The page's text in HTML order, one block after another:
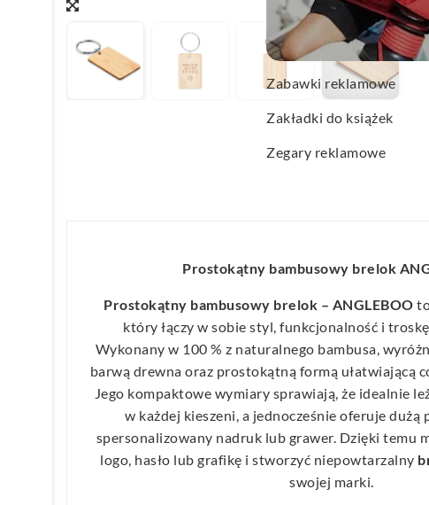
Wachlarze reklamowe
Wagi kuchenne
Zabawki reklamowe
Zakładki do książek
Zegary reklamowe
Prostokątny bambusowy brelok
Prostokątny bambusowy brelok – ANGLEBOO
który łączy w sobie styl, funkcjonalność i
Wykonany w 100 % z naturalnego bambusa,
barwą drewna oraz prostokątną formą ułatwiającą
Jego kompaktowe wymiary sprawiają, że idealnie
w każdej kieszeni, a jednocześnie oferuje dużą
spersonalizowany nadruk lub grawer. Dzięki temu
logo, hasło lub grafikę i stworzyć niepowtarzalny
swojej marki.